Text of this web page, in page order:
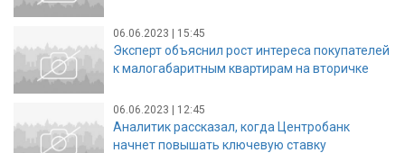
06.06.2023 | 15:45
Эксперт объяснил рост интереса покупателей
к малогабаритным квартирам на вторичке
06.06.2023 | 12:45
Аналитик рассказал, когда Центробанк
начнет повышать ключевую ставку